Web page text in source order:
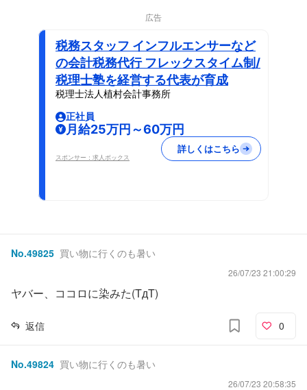
広告
税務スタッフ インフルエンサーなど
の会計税務代行 フレックスタイム制/
税理士塾を経営する代表が育成
税理士法人植村会計事務所
正社員
月給25万円～60万円
スポンサー：求人ボックス
詳しくはこちら
No.49825 買い物に行くのも暑い
26/07/23 21:00:29
ヤバー、ココロに染みた(TдT)
返信 0
No.49824 買い物に行くのも暑い
26/07/23 20:58:35